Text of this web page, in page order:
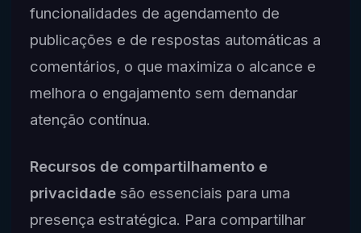
funcionalidades de agendamento de
publicações e de respostas automáticas a
comentários, o que maximiza o alcance e
melhora o engajamento sem demandar
atenção contínua.
Recursos de compartilhamento e
privacidadesão essenciais para uma
presença estratégica. Para compartilhar